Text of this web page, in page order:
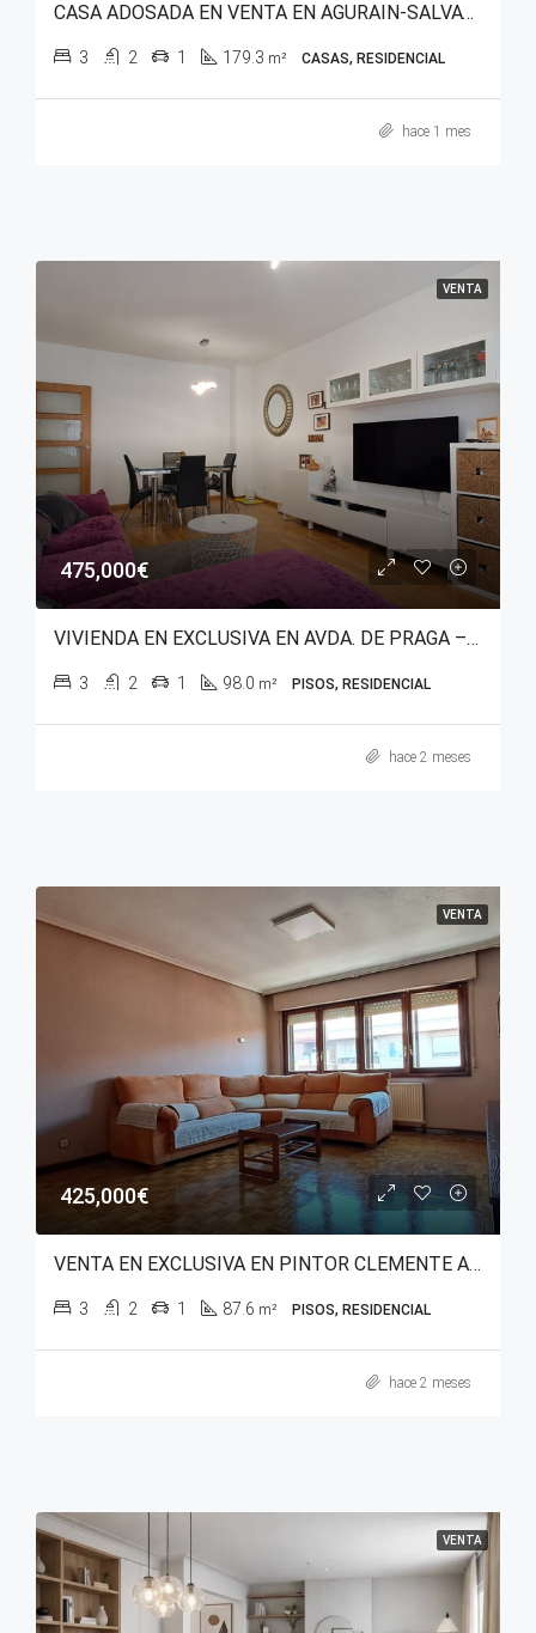
CASA ADOSADA EN VENTA EN AGURAIN-SALVATIERRA (ÁLAVA)
3 2 1 179.3 m² CASAS, RESIDENCIAL
hace 1 mes
VENTA
475,000€
VIVIENDA EN EXCLUSIVA EN AVDA. DE PRAGA – SALBURUA (PARQUE DEL ESTE)
3 2 1 98.0 m² PISOS, RESIDENCIAL
hace 2 meses
VENTA
425,000€
VENTA EN EXCLUSIVA EN PINTOR CLEMENTE ARRAIZ
3 2 1 87.6 m² PISOS, RESIDENCIAL
hace 2 meses
VENTA